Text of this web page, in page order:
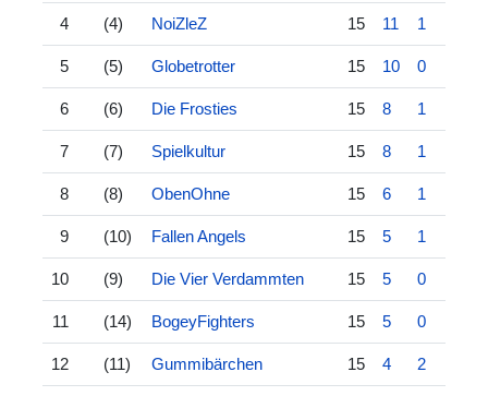
4 (4) NoiZleZ 15 11 1
5 (5) Globetrotter 15 10 0
6 (6) Die Frosties 15 8 1
7 (7) Spielkultur 15 8 1
8 (8) ObenOhne 15 6 1
9 (10) Fallen Angels 15 5 1
10 (9) Die Vier Verdammten 15 5 0
11 (14) BogeyFighters 15 5 0
12 (11) Gummibärchen 15 4 2